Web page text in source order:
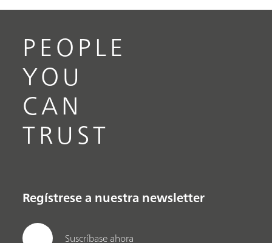
PEOPLE
YOU
CAN
TRUST
Regístrese a nuestra newsletter
Suscríbase ahora